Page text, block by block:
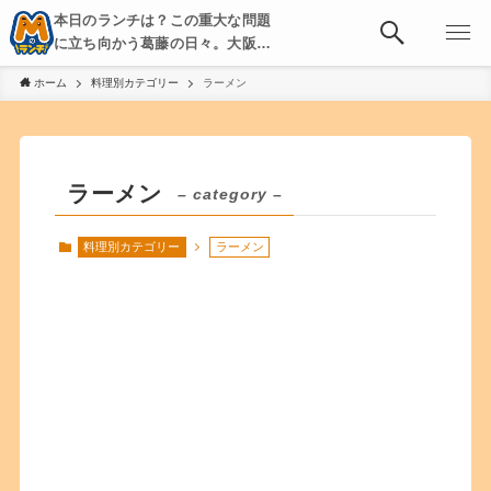
本日のランチは？この重大な問題
に立ち向かう葛藤の日々。大阪・
京都・神戸を中心とした食べ歩
き、飲み歩きを綴る。
ホーム 料理別カテゴリー ラーメン
ラーメン – category –
料理別カテゴリー ラーメン